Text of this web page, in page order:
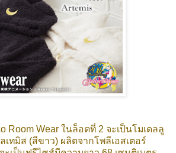
Room Wear ในล็อตที่ 2 จะเป็นโมเดลลู
เทมิส (สีขาว) ผลิตจากโพลีเอสเตอร์